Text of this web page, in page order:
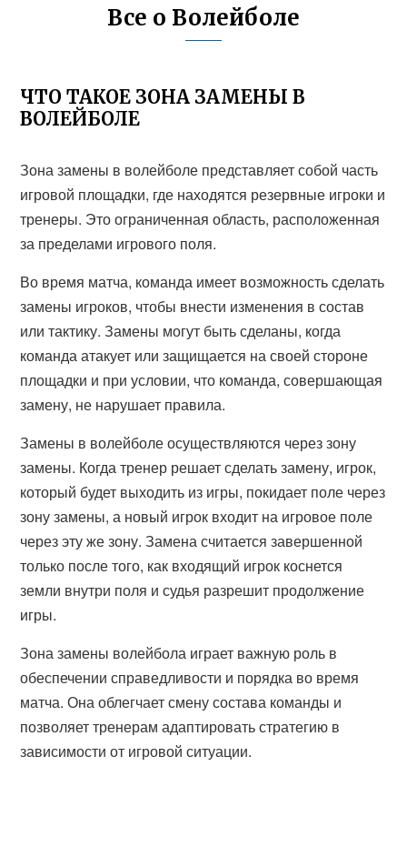
Все о Волейболе
ЧТО ТАКОЕ ЗОНА ЗАМЕНЫ В
ВОЛЕЙБОЛЕ
Зона замены в волейболе представляет собой часть
игровой площадки, где находятся резервные игроки и
тренеры. Это ограниченная область, расположенная
за пределами игрового поля.
Во время матча, команда имеет возможность сделать
замены игроков, чтобы внести изменения в состав
или тактику. Замены могут быть сделаны, когда
команда атакует или защищается на своей стороне
площадки и при условии, что команда, совершающая
замену, не нарушает правила.
Замены в волейболе осуществляются через зону
замены. Когда тренер решает сделать замену, игрок,
который будет выходить из игры, покидает поле через
зону замены, а новый игрок входит на игровое поле
через эту же зону. Замена считается завершенной
только после того, как входящий игрок коснется
земли внутри поля и судья разрешит продолжение
игры.
Зона замены волейбола играет важную роль в
обеспечении справедливости и порядка во время
матча. Она облегчает смену состава команды и
позволяет тренерам адаптировать стратегию в
зависимости от игровой ситуации.